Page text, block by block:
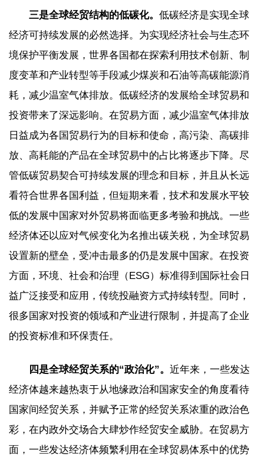
三是全球经贸结构的低碳化。 低碳经济是实现全球
经济可持续发展的必然选择。为实现经济社会与生态环
境保护平衡发展，世界各国都在探索利用技术创新、制
度变革和产业转型等手段减少煤炭和石油等高碳能源消
耗，减少温室气体排放。低碳经济的发展给全球贸易和
投资带来了深远影响。在贸易方面，减少温室气体排放
日益成为各国贸易行为的目标和使命，高污染、高碳排
放、高耗能的产品在全球贸易中的占比将逐步下降。尽
管低碳贸易契合可持续发展的理念和目标，并且从长远
看符合世界各国利益，但短期来看，技术和发展水平较
低的发展中国家对外贸易将面临更多考验和挑战。一些
经济体还以应对气候变化为名推出碳关税，为全球贸易
设置新的壁垒，受冲击最多的仍是发展中国家。在投资
方面，环境、社会和治理（ESG）标准得到国际社会日
益广泛接受和应用，传统投融资方式持续转型。同时，
很多国家对投资的领域和产业进行限制，并提高了企业
的投资标准和环保责任。
四是全球经贸关系的“政治化”。 近年来，一些发达
经济体越来越热衷于从地缘政治和国家安全的角度看待
国家间经贸关系，并赋予正常的经贸关系浓重的政治色
彩，在内政外交场合大肆炒作经贸安全威胁。在贸易方
面，一些发达经济体频繁利用在全球贸易体系中的优势